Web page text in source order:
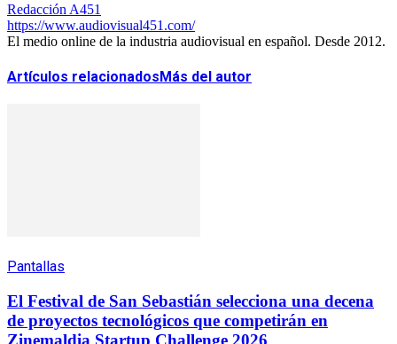
Redacción A451
https://www.audiovisual451.com/
El medio online de la industria audiovisual en español. Desde 2012.
Artículos relacionadosMás del autor
Pantallas
El Festival de San Sebastián selecciona una decena
de proyectos tecnológicos que competirán en
Zinemaldia Startup Challenge 2026